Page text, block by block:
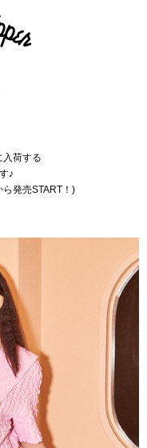
入荷する
♪
発売START！ )